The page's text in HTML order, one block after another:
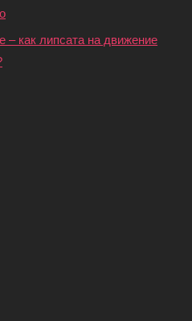
– как липсата на движение